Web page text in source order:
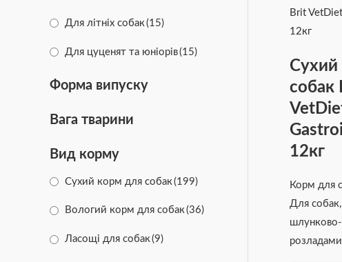
Для літніх собак (15)
Для цуценят та юніорів(15)
Форма випуску
Вага тварини
Вид корму
Сухий корм для собак (199)
Вологий корм для собак(36)
Ласощі для собак(9)
Сухий
собак
12кг
Корм для
Для
розладами